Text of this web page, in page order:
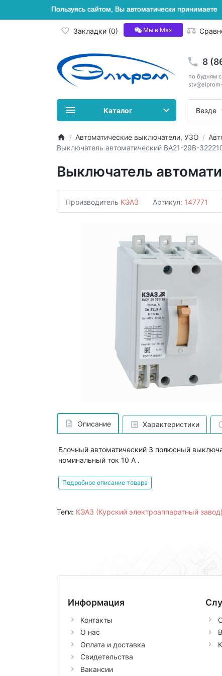
Пользуясь сайтом, Вы автоматически принимаете
Закладки (0) Мы в Мах
8
по будням
Везде
Каталог
Автоматические выключатели, УЗО
Выключатель автоматический ВА21-29В-
Выключатель
Производитель КЭАЗ Артикул: 147771
Описание Характеристики
Блочный автоматический 3 полюсный
номинальный ток 10 А .
Подробное описание товара
Теги: КЭАЗ (Курский электроаппаратный завод)
Информация
Контакты
О нас
Оплата и доставка
Свидетельства
Вакансии